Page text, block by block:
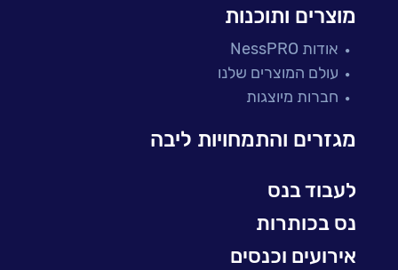
פתרונות למגזר הפיננסי
מיקור חוץ ושירותים מנוהלים
בדיקות והבטחת איכות
עולמות הענן
עולמות הסייבר
BI, Analytics & Big-Data
מוצרים ותוכנות
אודות NessPRO
עולם המוצרים שלנו
חברות מיוצגות
מגזרים והתמחויות ליבה
לעבוד בנס
נס בכותרות
אירועים וכנסים